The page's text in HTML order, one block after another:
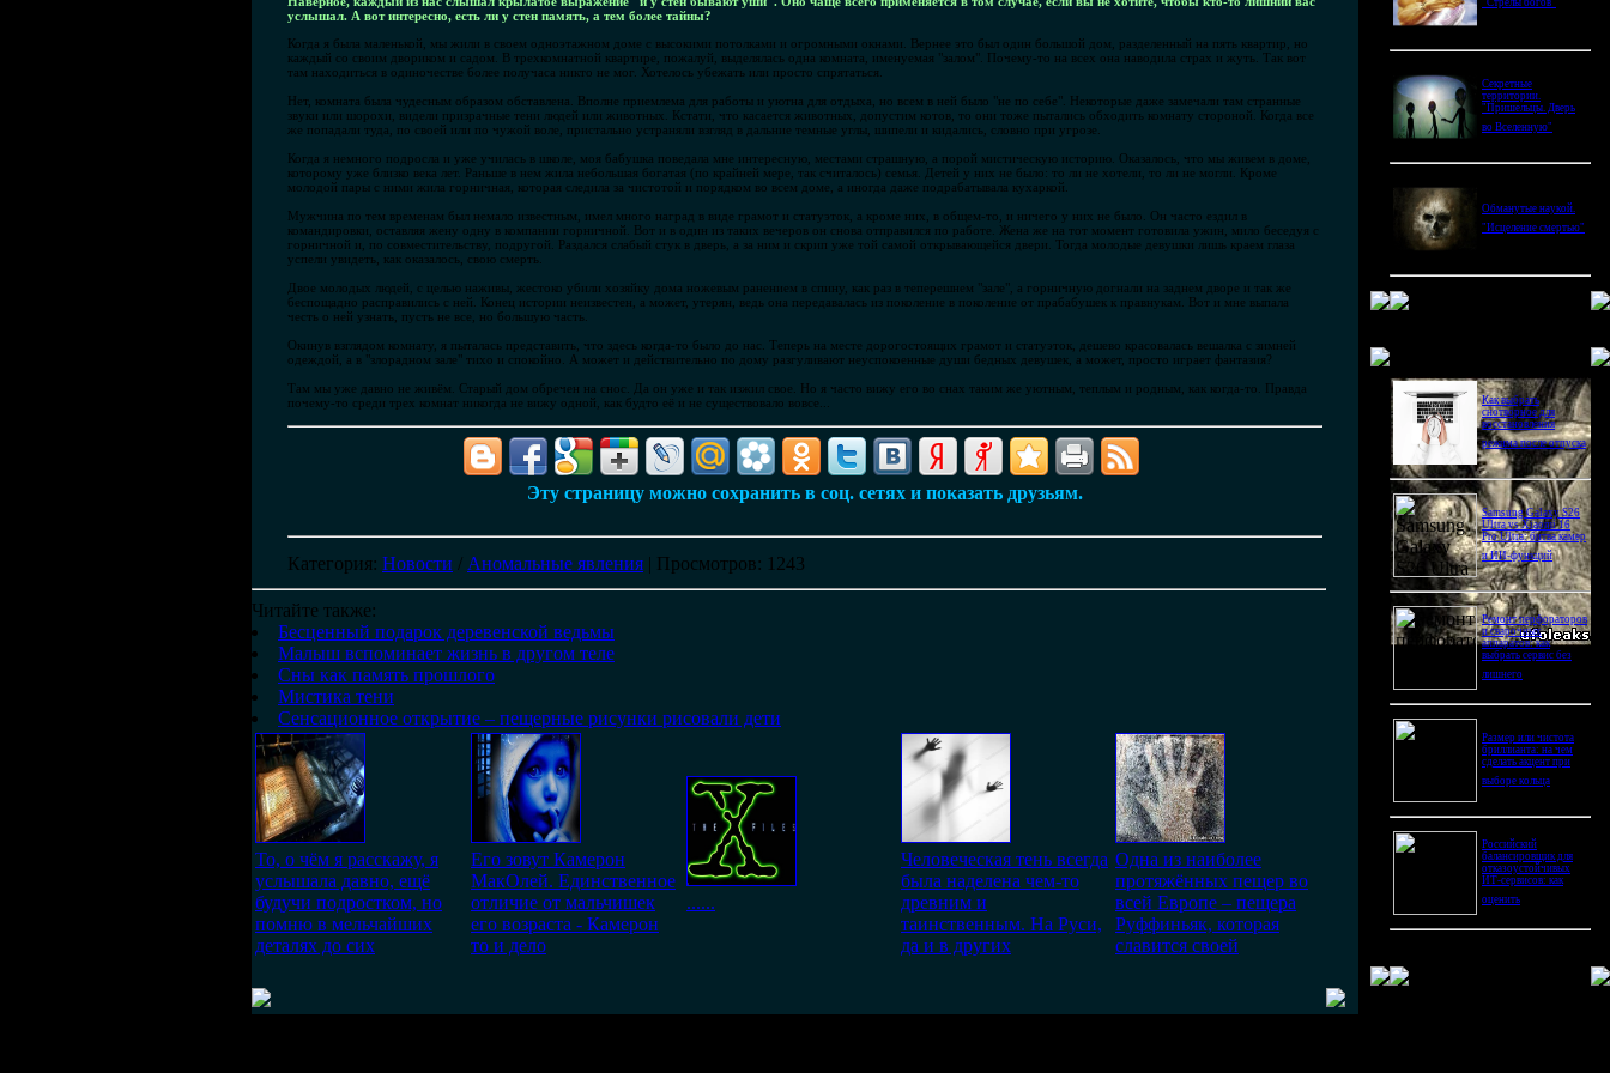
услышал. А вот интересно, есть ли у стен память, а тем более тайны?
Когда я была маленькой, мы жили в своем одноэтажном доме с высокими потолками и огромными окнами. Вернее это был один большой дом, разделенный на пять квартир, но
каждый со своим двориком и садом. В трехкомнатной квартире, пожалуй, выделялась одна комната, именуемая "залом". Почему-то на всех она наводила страх и жуть. Так вот
там находиться в одиночестве более получаса никто не мог. Хотелось убежать или просто спрятаться.
Нет, комната была чудесным образом обставлена. Вполне приемлема для работы и уютна для отдыха, но всем в ней было "не по себе". Некоторые даже замечали там странные
звуки или шорохи, видели призрачные тени людей или животных. Кстати, что касается животных, допустим котов, то они тоже пытались обходить комнату стороной. Когда все
же попадали туда, по своей или по чужой воле, пристально устраняли взгляд в дальние темные углы, шипели и кидались, словно при угрозе.
Когда я немного подросла и уже училась в школе, моя бабушка поведала мне интересную, местами страшную, а порой мистическую историю. Оказалось, что мы живем в доме,
которому уже близко века лет. Раньше в нем жила небольшая богатая (по крайней мере, так считалось) семья. Детей у них не было: то ли не хотели, то ли не могли. Кроме
молодой пары с ними жила горничная, которая следила за чистотой и порядком во всем доме, а иногда даже подрабатывала кухаркой.
Мужчина по тем временам был немало известным, имел много наград в виде грамот и статуэток, а кроме них, в общем-то, и ничего у них не было. Он часто ездил в
командировки, оставляя жену одну в компании горничной. Вот и в один из таких вечеров он снова отправился по работе. Жена же на тот момент готовила ужин, мило беседуя с
горничной и, по совместительству, подругой. Раздался слабый стук в дверь, а за ним и скрип уже той самой открывающейся двери. Тогда молодые девушки лишь краем глаза
успели увидеть, как оказалось, свою смерть.
Двое молодых людей, с целью наживы, жестоко убили хозяйку дома ножевым ранением в спину, как раз в теперешнем "зале", а горничную догнали на заднем дворе и так же
беспощадно расправились с ней. Конец истории неизвестен, а может, утерян, ведь она передавалась из поколение в поколение от прабабушек к правнукам. Вот и мне выпала
честь о ней узнать, пусть не все, но большую часть.
Окинув взглядом комнату, я пыталась представить, что здесь когда-то было до нас. Теперь на месте дорогостоящих грамот и статуэток, дешево красовалась вешалка с зимней
одеждой, а в "злорадном зале" тихо и спокойно. А может и действительно по дому разгуливают неуспокоенные души бедных девушек, а может, просто играет фантазия?
Там мы уже давно не живём. Старый дом обречен на снос. Да он уже и так изжил свое. Но я часто вижу его во снах таким же уютным, теплым и родным, как когда-то. Правда
почему-то среди трех комнат никогда не вижу одной, как будто её и не существовало вовсе...
Эту страницу можно сохранить в соц. сетях и показать друзьям.
Категория: Новости / Аномальные явления | Просмотров: 1243
Читайте также:
Бесценный подарок деревенской ведьмы
Малыш вспоминает жизнь в другом теле
Сны как память прошлого
Мистика тени
Сенсационное открытие – пещерные рисунки рисовали дети
То, о чём я расскажу, я
услышала давно, ещё
будучи подростком, но
помню в мельчайших
деталях до сих
Его зовут Камерон
МакОлей. Единственное
отличие от мальчишек
его возраста - Камерон
то и дело
......
Человеческая тень всегда
была наделена чем-то
древним и
таинственным. На Руси,
да и в других
Одна из наиболее
протяжённых пещер во
всей Европе – пещера
Руффиньяк, которая
славится своей
"Стрелы богов"
Секретные
территории.
"Пришельцы. Дверь
во Вселенную"
Обманутые наукой.
"Исцеление смертью"
Как выбрать
снотворное для
восстановления
режима после отпуска
Samsung Galaxy S26
Ultra vs Xiaomi 16
Pro Ultra: битва камер
и ИИ-функций
Ремонт перфораторов
и сварочных
аппаратов: как
выбрать сервис без
лишнего
Размер или чистота
бриллианта: на чем
сделать акцент при
выборе кольца
Российский
балансировщик для
отказоустойчивых
ИТ-сервисов: как
оценить